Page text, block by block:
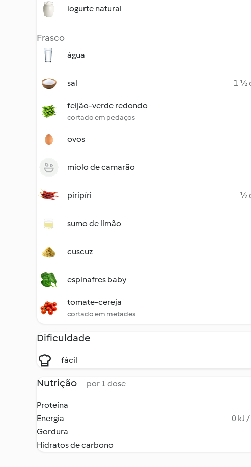
iogurte natural
Frasco
água
sal 1 ½
feijão-verde redondo
cortado em pedaços
ovos
miolo de camarão
piripíri ½
sumo de limão
cuscuz
espinafres baby
tomate-cereja
cortado em metades
Dificuldade
fácil
Nutrição por 1 dose
Proteína
Energia
0 kJ
Gordura
Hidratos de carbono